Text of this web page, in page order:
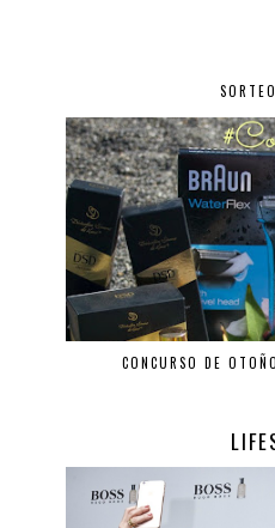
CONCURSO DE